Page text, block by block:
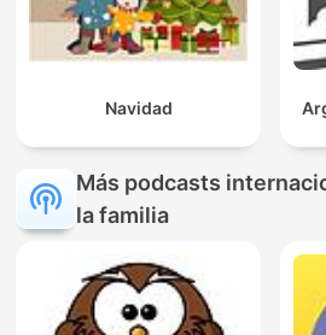
Navidad
Más podcasts
la familia